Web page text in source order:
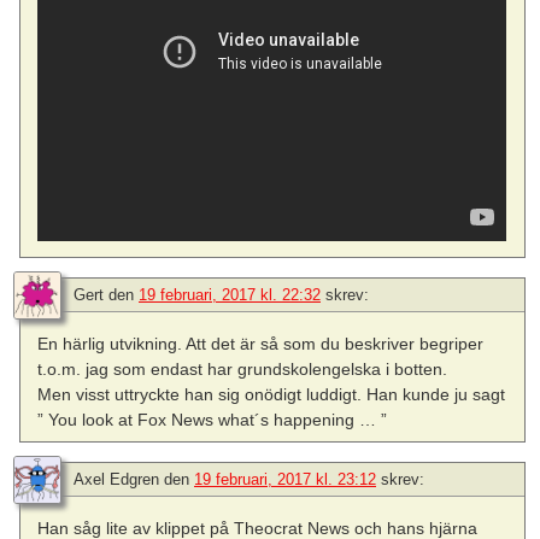
Gert den 19 februari, 2017 kl. 22:32 skrev:
En härlig utvikning. Att det är så som du beskriver begriper
t.o.m. jag som endast har grundskolengelska i botten.
Men visst uttryckte han sig onödigt luddigt. Han kunde ju sagt
” You look at Fox News what´s happening … ”
Axel Edgren den 19 februari, 2017 kl. 23:12 skrev:
Han såg lite av klippet på Theocrat News och hans hjärna